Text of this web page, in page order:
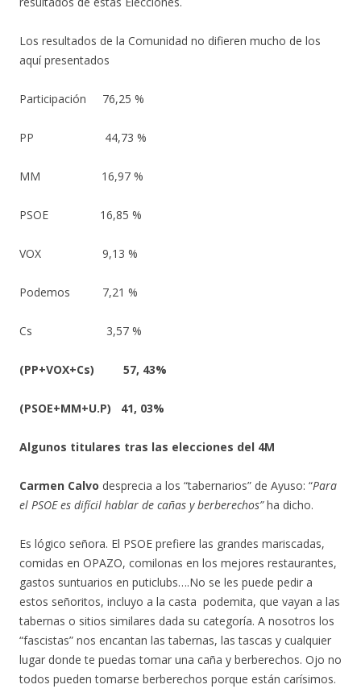
Los resultados de la Comunidad no difieren mucho de los
aquí presentados
Participación 76,25 %
PP 44,73 %
MM 16,97 %
PSOE 16,85 %
VOX 9,13 %
Podemos 7,21 %
Cs 3,57 %
(PP+VOX+Cs) 57, 43%
(PSOE+MM+U.P) 41, 03%
Algunos titulares tras las elecciones del 4M
Carmen Calvo desprecia a los “tabernarios” de Ayuso: “Para
el PSOE es difícil hablar de cañas y berberechos”ha dicho.
Es lógico señora. El PSOE prefiere las grandes mariscadas,
comidas en OPAZO, comilonas en los mejores restaurantes,
gastos suntuarios en puticlubs….No se les puede pedir a
estos señoritos, incluyo a la casta podemita, que vayan a las
tabernas o sitios similares dada su categoría. A nosotros los
“fascistas” nos encantan las tabernas, las tascas y cualquier
lugar donde te puedas tomar una caña y berberechos. Ojo no
todos pueden tomarse berberechos porque están carísimos.